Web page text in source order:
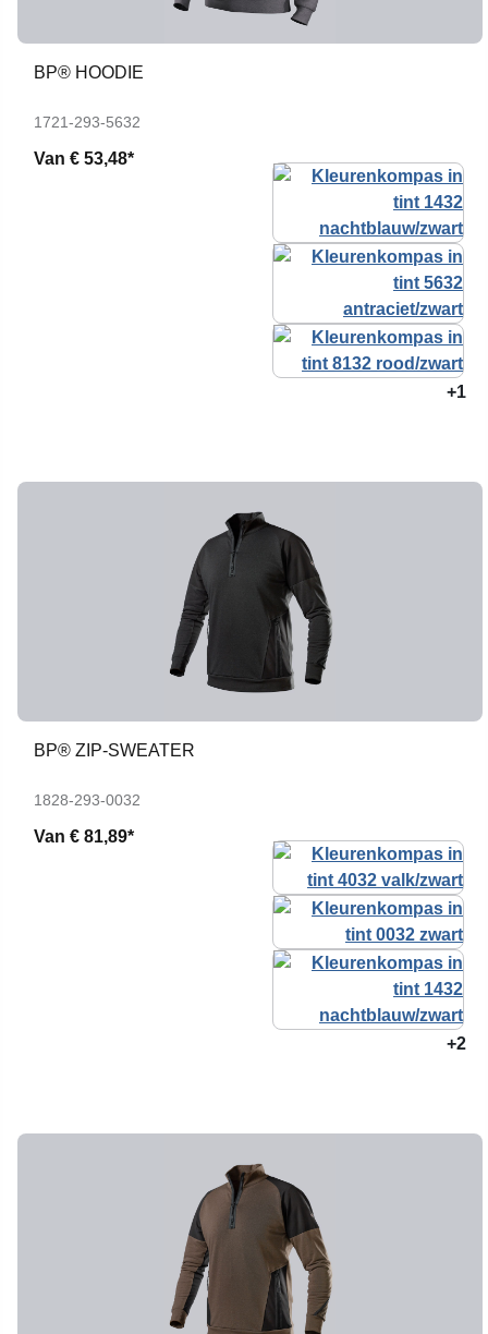
BP® HOODIE
1721-293-5632
Van € 53,48*
+1
BP® ZIP-SWEATER
1828-293-0032
Van € 81,89*
+2